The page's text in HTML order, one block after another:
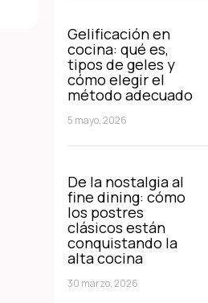
Gelificación en
cocina: qué es,
tipos de geles y
cómo elegir el
método adecuado
5 mayo, 2026
De la nostalgia al
fine dining: cómo
los postres
clásicos están
conquistando la
alta cocina
30 marzo, 2026